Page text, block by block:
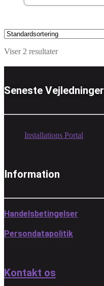
Viser 2 resultater
Seneste Vejledninger
Installations Portal
Information
Handelsbetingelser
Persondatapolitik
Kontakt os